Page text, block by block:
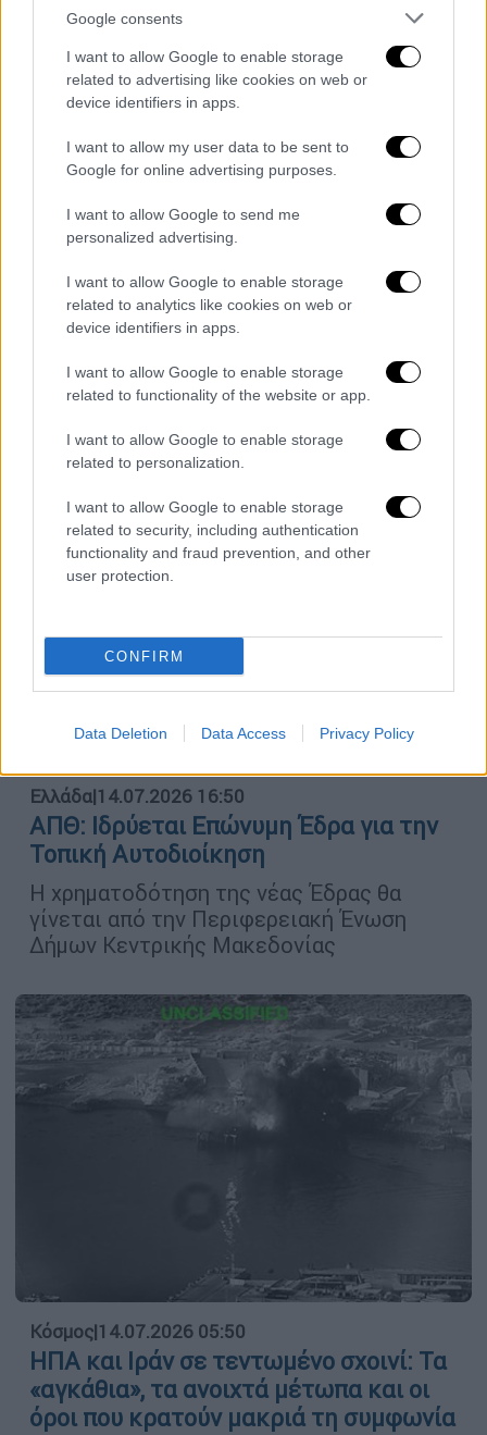
Google consents
I want to allow Google to enable storage
related to advertising like cookies on web or
device identifiers in apps.
I want to allow my user data to be sent to
Google for online advertising purposes.
I want to allow Google to send me
personalized advertising.
I want to allow Google to enable storage
related to analytics like cookies on web or
device identifiers in apps.
I want to allow Google to enable storage
related to functionality of the website or app.
I want to allow Google to enable storage
related to personalization.
I want to allow Google to enable storage
related to security, including authentication
functionality and fraud prevention, and other
user protection.
CONFIRM
Data Deletion Data Access Privacy Policy
Φωτοβολταϊκά στο μπαλκόνι: Γιατί
συμφέρουν όλους μας, πόσο είναι το
κέρδος και ποια τα προβλήματα
Σύμφωνα με τον ενεργειακό επιθεωρητή,
Βασίλη Αργυρόπουλο, συμφέρει ολόκληρη
την κοινωνία η τοποθέτηση
φωτοβολταϊκών στα μπαλκόνια, αφού και
σε ένα τετραγωνικό μέτρο να βάλουμε, θα
δούμε θεαματική μείωση των τιμών της
ενέργειας
Ελλάδα|14.07.2026 16:50
ΑΠΘ: Ιδρύεται Επώνυμη Έδρα για την
Τοπική Αυτοδιοίκηση
Η χρηματοδότηση της νέας Έδρας θα
γίνεται από την Περιφερειακή Ένωση
Δήμων Κεντρικής Μακεδονίας
Κόσμος|14.07.2026 05:50
ΗΠΑ και Ιράν σε τεντωμένο σχοινί: Τα
«αγκάθια», τα ανοιχτά μέτωπα και οι
όροι που κρατούν μακριά τη συμφωνία